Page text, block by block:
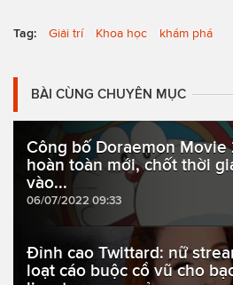
Tag: Giải trí Khoa học khám phá
BÀI CÙNG CHUYÊN MỤC
Công bố Doraemon
hoàn toàn mới, chốt thời
vào...
06/07/2022 09:33
Đỉnh cao Twittard: nữ
loạt cáo buộc cổ vũ cho